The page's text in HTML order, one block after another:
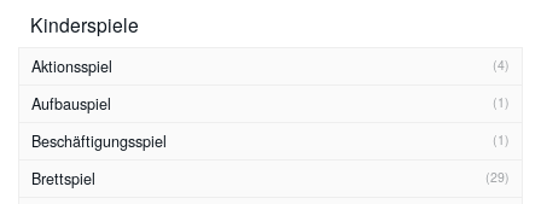
Kinderspiele
Aktionsspiel (4)
Aufbauspiel (1)
Beschäftigungsspiel (1)
Brettspiel (29)